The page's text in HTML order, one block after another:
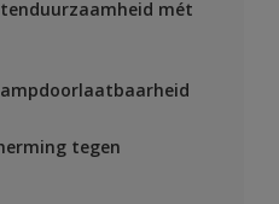
mét
tegen